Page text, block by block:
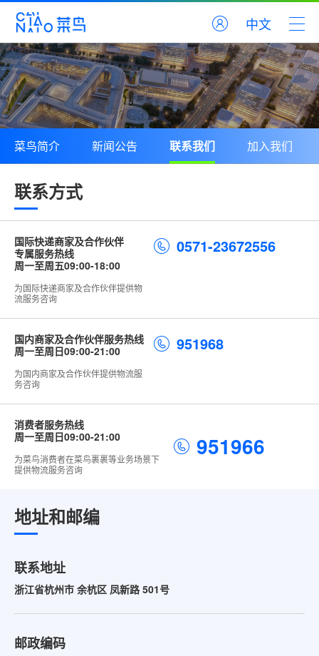
中文
菜鸟简介 新闻公告 联系我们 加入我们
联系方式
国际快递商家及合作伙伴
专属服务热线
周一至周五09:00-18:00
为国际快递商家及合作伙伴提供物
流服务咨询
0571-23672556
国内商家及合作伙伴服务热线
周一至周日09:00-21:00
为国内商家及合作伙伴提供物流服
务咨询
951968
消费者服务热线
周一至周日09:00-21:00
为菜鸟消费者在菜鸟裹裹等业务场景下
提供物流服务咨询
951966
地址和邮编
联系地址
浙江省杭州市 余杭区 凤新路 501号
邮政编码